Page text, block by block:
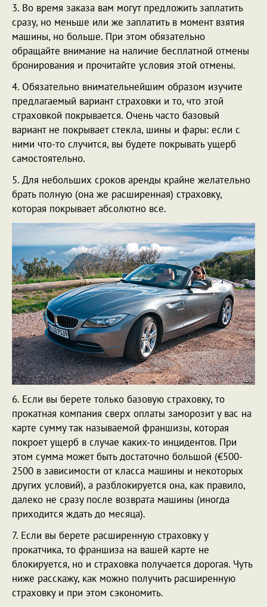
3. Во время заказа вам могут предложить заплатить
сразу, но меньше или же заплатить в момент взятия
машины, но больше. При этом обязательно
обращайте внимание на наличие бесплатной отмены
бронирования и прочитайте условия этой отмены.
4. Обязательно внимательнейшим образом изучите
предлагаемый вариант страховки и то, что этой
страховкой покрывается. Очень часто базовый
вариант не покрывает стекла, шины и фары: если с
ними что-то случится, вы будете покрывать ущерб
самостоятельно.
5. Для небольших сроков аренды крайне желательно
брать полную (она же расширенная) страховку,
которая покрывает абсолютно все.
6. Если вы берете только базовую страховку, то
прокатная компания сверх оплаты заморозит у вас на
карте сумму так называемой франшизы, которая
покроет ущерб в случае каких-то инцидентов. При
этом сумма может быть достаточно большой (€500-
2500 в зависимости от класса машины и некоторых
других условий), а разблокируется она, как правило,
далеко не сразу после возврата машины (иногда
приходится ждать до месяца).
7. Если вы берете расширенную страховку у
прокатчика, то франшиза на вашей карте не
блокируется, но и страховка получается дорогая. Чуть
ниже расскажу, как можно получить расширенную
страховку и при этом сэкономить.